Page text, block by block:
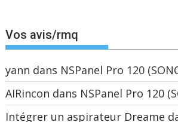
Vos avis/rmq
yann dans NSPanel Pro 120
AIRincon dans NSPanel Pro 120
Intégrer un aspirateur Dreame